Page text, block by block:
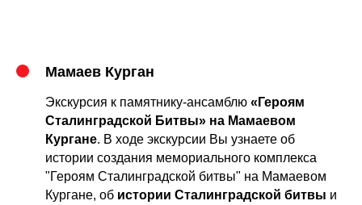
Мамаев Курган
Экскурсия к памятнику-ансамблю «Героям
Сталинградской Битвы» на Мамаевом
Кургане. В ходе экскурсии Вы узнаете об
истории создания мемориального комплекса
"Героям Сталинградской битвы" на Мамаевом
Кургане, об истории Сталинградской битвы и